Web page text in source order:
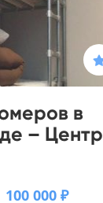
в
– Центр
100 000 ₽